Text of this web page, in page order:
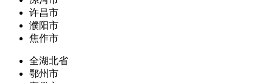
许昌市
濮阳市
焦作市
全湖北省
鄂州市